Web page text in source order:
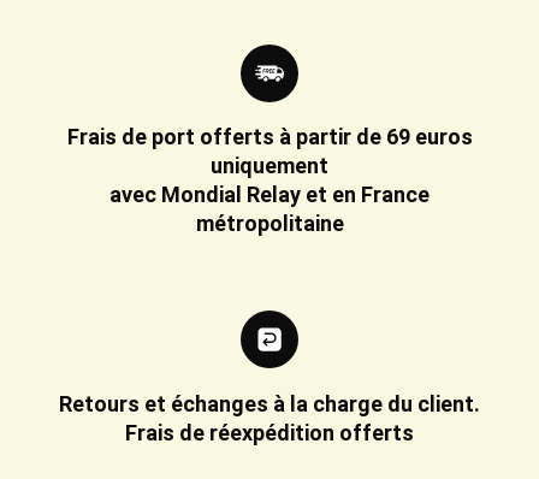
Frais de port offerts à partir de 69 euros
uniquement
avec Mondial Relay et en France
métropolitaine
Retours et échanges à la charge du client.
Frais de réexpédition offerts